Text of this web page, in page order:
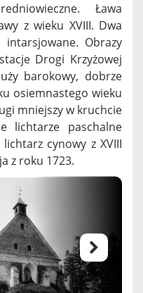
Ława
z wieku XVIII. Dwa
intarsjowane. Obrazy
Drogi Krzyżowej
barokowy, dobrze
osiemnastego wieku
mniejszy w kruchcie
lichtarze paschalne
cynowy z XVIII
z roku 1723.